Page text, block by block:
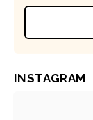
INSTAGRAM